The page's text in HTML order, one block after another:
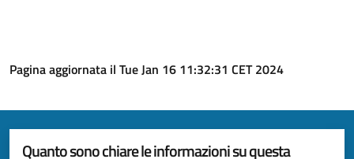
Pagina aggiornata il Tue Jan 16 11:32:31 CET 2024
Quanto sono chiare le informazioni su questa